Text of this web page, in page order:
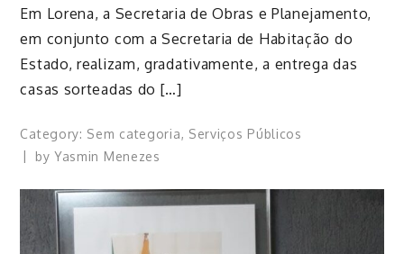
​Em Lorena, a Secretaria de Obras e Planejamento,
em conjunto com a Secretaria de Habitação do
Estado, realizam, gradativamente, a entrega das
casas sorteadas do […]
Category: Sem categoria, Serviços Públicos
by Yasmin Menezes